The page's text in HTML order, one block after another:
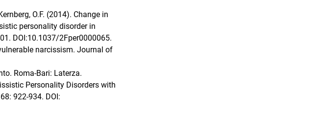
O.F. (2014). Change in
personality disorder in
DOI:10.1037/2Fper0000065.
narcissism. Journal of
Roma-Bari: Laterza.
Personality Disorders with
922-934. DOI: